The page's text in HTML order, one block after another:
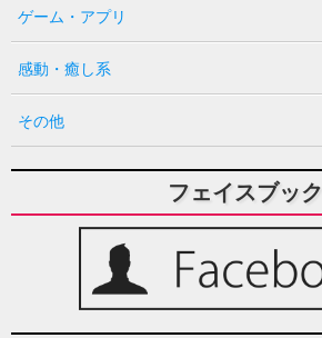
ゲーム・アプリ
感動・癒し系
その他
フェイスブック